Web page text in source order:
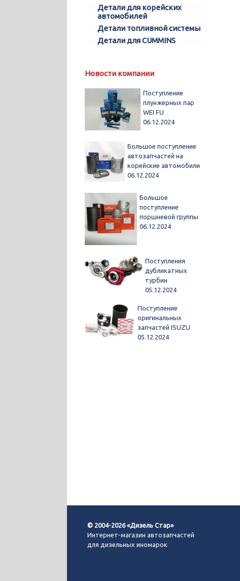
Детали для корейских
автомобилей
Детали топливной системы
Детали для CUMMINS
Новости компании
Поступление
плунжерных пар
WEI FU
06.12.2024
Большое поступление
автозапчастей на
корейские автомобили
06.12.2024
Большое
поступление
поршневой группы
06.12.2024
Поступления
дубликатных
турбин
05.12.2024
Поступление
оригинальных
запчастей ISUZU
05.12.2024
© 2004-2026 «Дизель Стар»
Интернет-магазин автозапчастей
для дизельных иномарок